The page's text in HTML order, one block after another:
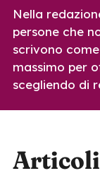
Nella
persone che
scrivono
massimo per
scegliendo di